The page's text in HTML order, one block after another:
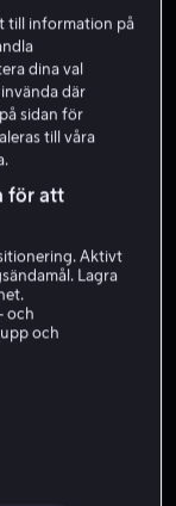
jobb,
jobb,
hennes unge
till information på
dina val
där
sidan för
till våra
för att
Aktivt
Lagra
och
och